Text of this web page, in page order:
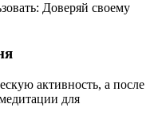
Доверяй своему
активность, а после
для